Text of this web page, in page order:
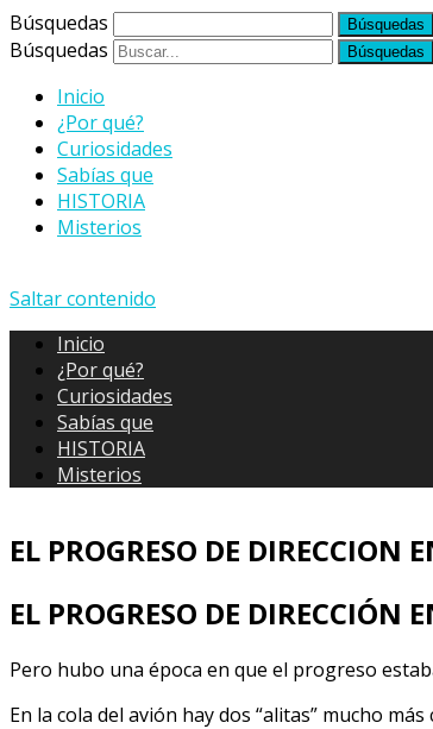
Búsquedas
Búsquedas
Inicio
¿Por qué?
Curiosidades
Sabías que
HISTORIA
Misterios
Saltar contenido
Inicio
¿Por qué?
Curiosidades
Sabías que
HISTORIA
Misterios
EL PROGRESO DE DIRECCION
EL PROGRESO DE DIRECCIÓN
Pero hubo una época en que el progreso
En la cola del avión hay dos “alitas” mucho